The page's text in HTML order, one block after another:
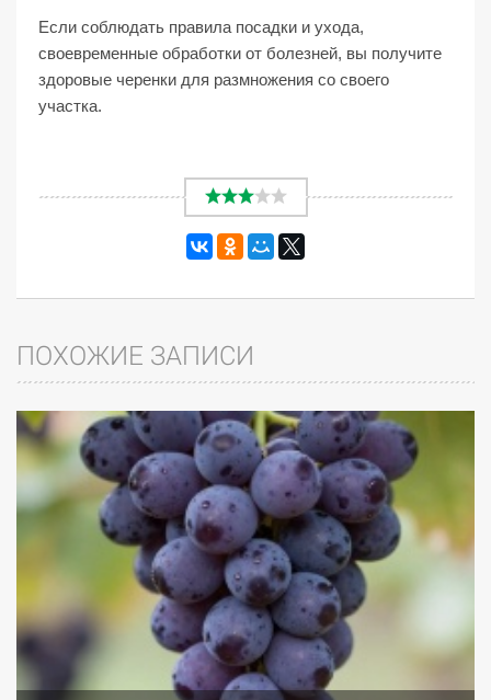
Если соблюдать правила посадки и ухода,
своевременные обработки от болезней, вы получите
здоровые черенки для размножения со своего
участка.
ПОХОЖИЕ ЗАПИСИ